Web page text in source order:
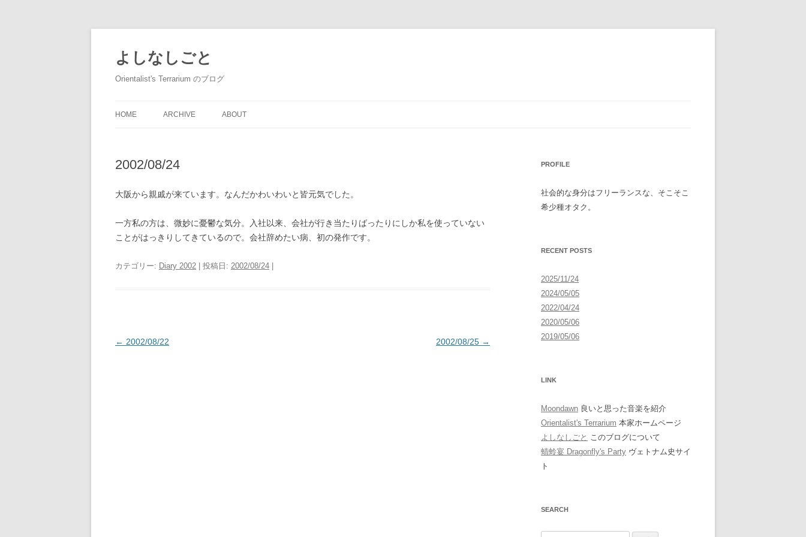
テ
ン
ツ
へ
ス
よしなしごと
Orientalist's Terrarium のブログ
HOME ARCHIVE ABOUT
2002/08/24
大阪から親戚が来ています。なんだかわいわいと皆元気でした。
一方私の方は、微妙に憂鬱な気分。入社以来、会社が行き当たりばったりにしか私を使っていない
ことがはっきりしてきているので。会社辞めたい病、初の発作です。
カテゴリー: Diary 2002 | 投稿日: 2002/08/24
投
← 2002/08/22 2002/08/25 →
PROFILE
社会的な身分はフリーランスな、そこそこ
希少種オタク。
RECENT POSTS
2025/11/24
2024/05/05
2022/04/24
2020/05/06
2019/05/06
LINK
Moondawn 良いと思った音楽を紹介
Orientalist's Terrarium 本家ホームページ
よしなしごと このブログについて
蜻蛉宴 Dragonfly's Party ヴェトナム史サイ
ト
SEARCH